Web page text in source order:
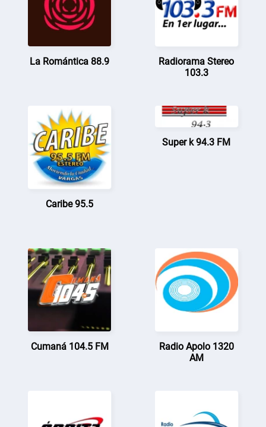
La Romántica 88.9
Radiorama Stereo
103.3
Caribe 95.5
Super k 94.3 FM
Cumaná 104.5 FM
Radio Apolo 1320
AM